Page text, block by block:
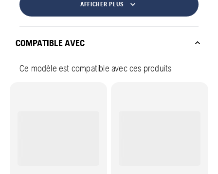
AFFICHER PLUS
COMPATIBLE AVEC
Ce modèle est compatible avec ces produits